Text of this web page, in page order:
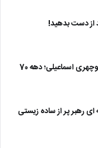
اسماعیلی؛ دهه 70
رهبر پر از ساده زیستی